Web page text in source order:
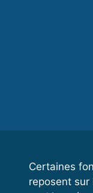
Certaines
reposent sur